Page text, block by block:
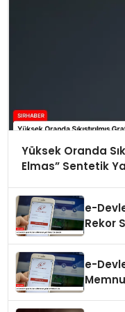
Yüksek Oranda
Elmas” Sentetik
e-
Rekor
e-